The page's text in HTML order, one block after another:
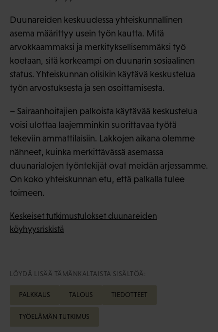
Duunareiden keskuudessa yhteiskunnallinen
asema määrittyy usein työn kautta. Mitä
arvokkaammaksi ja merkityksellisemmäksi työ
koetaan, sitä korkeampi on duunarin sosiaalinen
status. Yhteiskunnan olisikin käytävä keskustelua
työn arvostuksesta ja sen osoittamisesta.
– Sairaanhoitajien palkoista käytävää keskustelua
voisi ulottaa laajemminkin suorittavaa työtä
tekeviin ammattilaisiin. Lakkojen aikana olemme
nähneet, kuinka merkittävässä asemassa
duunarialojen työntekijät ovat meidän arjessamme.
On koko yhteiskunnan etu, että palkalla tulee
toimeen.
Keskeiset tutkimustulokset duunareiden
köyhyysriskistä
LÖYDÄ LISÄÄ TÄMÄNKALTAISTA SISÄLTÖÄ:
PALKKAUS TALOUS TIEDOTTEET
TYÖELÄMÄN TUTKIMUS